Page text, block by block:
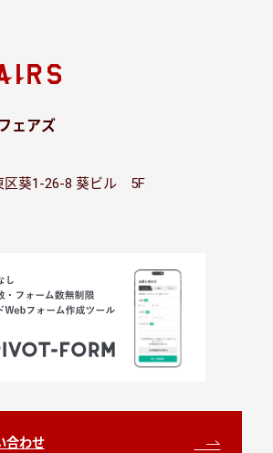
ェアズ
区葵1-26-8 葵ビル 5F
合わせ